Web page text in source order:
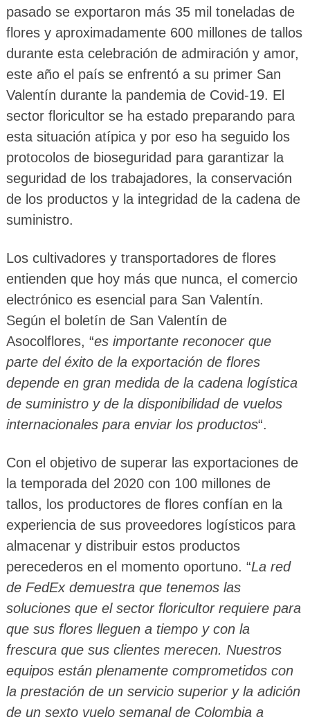
pasado se exportaron más 35 mil toneladas de
flores y aproximadamente 600 millones de tallos
durante esta celebración de admiración y amor,
este año el país se enfrentó a su primer San
Valentín durante la pandemia de Covid-19. El
sector floricultor se ha estado preparando para
esta situación atípica y por eso ha seguido los
protocolos de bioseguridad para garantizar la
seguridad de los trabajadores, la conservación
de los productos y la integridad de la cadena de
suministro.
Los cultivadores y transportadores de flores
entienden que hoy más que nunca, el comercio
electrónico es esencial para San Valentín.
Según el boletín de San Valentín de
Asocolflores, “es importante reconocer que
parte del éxito de la exportación de flores
depende en gran medida de la cadena logística
de suministro y de la disponibilidad de vuelos
internacionales para enviar los productos“.
Con el objetivo de superar las exportaciones de
la temporada del 2020 con 100 millones de
tallos, los productores de flores confían en la
experiencia de sus proveedores logísticos para
almacenar y distribuir estos productos
perecederos en el momento oportuno. “La red
de FedEx demuestra que tenemos las
soluciones que el sector floricultor requiere para
que sus flores lleguen a tiempo y con la
frescura que sus clientes merecen. Nuestros
equipos están plenamente comprometidos con
la prestación de un servicio superior y la adición
de un sexto vuelo semanal de Colombia a